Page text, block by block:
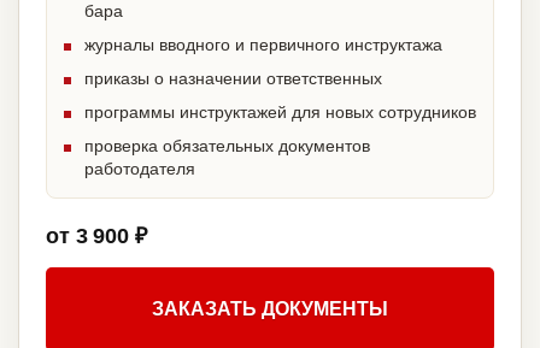
бара
журналы вводного и первичного инструктажа
приказы о назначении ответственных
программы инструктажей для новых сотрудников
проверка обязательных документов
работодателя
от 3 900 ₽
ЗАКАЗАТЬ ДОКУМЕНТЫ